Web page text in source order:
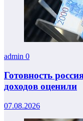
admin 0
Готовность
доходов оценили
07.08.2026